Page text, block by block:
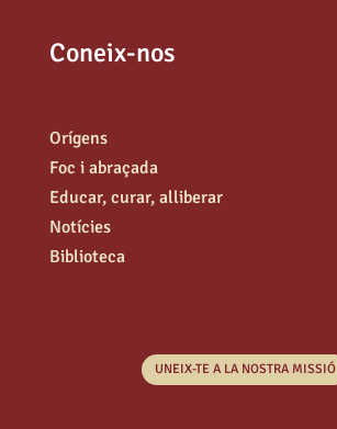
Coneix-nos
Orígens
Foc i abraçada
Educar, curar, alliberar
Notícies
Biblioteca
UNEIX-TE A LA NOSTRA MISSIÓ